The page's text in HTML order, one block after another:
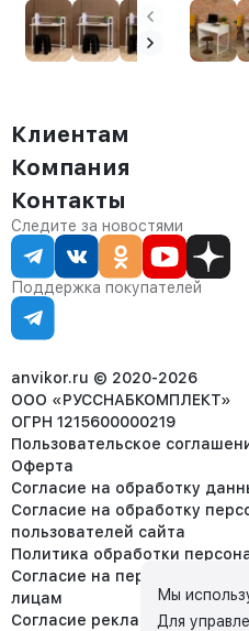
белый/
амаретто
Клиентам
Доставка
Оплата
Сервис
Статус заказа
Статьи
Компания
О компании
Контакты
Партнёрам
Контакты
Отдел продаж:
8 (800) 234-22-62
corp@anvikor.ru
Ежедневно, с 7:00-19:00 (МСК)
Отдел рекламации:
8 (953) 455-25-61
Следите за новостями
Поддержка покупателей
anvikor.ru © 2020-2026
ООО «РУССНАБКОМПЛЕКТ»
ОГРН 1215600000219
Пользовательское
Оферта
Согласие на обработку
Согласие на обработку
пользователей сайта
Политика обработки
Согласие на передачу
лицам
Согласие реклама
Мы
Для